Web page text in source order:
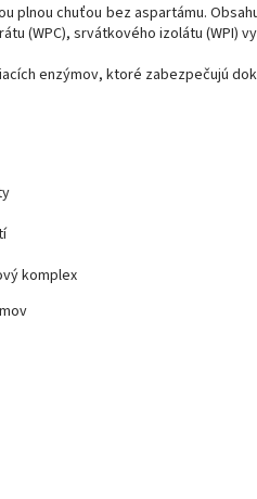
plnou chuťou bez aspartámu.
(WPC), srvátkového izolátu (WPI)
enzýmov, ktoré zabezpečujú
komplex